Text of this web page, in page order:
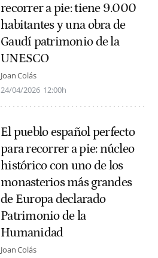
recorrer a pie: tiene 9.000
habitantes y una obra de
Gaudí patrimonio de la
UNESCO
Joan Colás
24/04/2026 12:00h
El pueblo español perfecto
para recorrer a pie: núcleo
histórico con uno de los
monasterios más grandes
de Europa declarado
Patrimonio de la
Humanidad
Joan Colás